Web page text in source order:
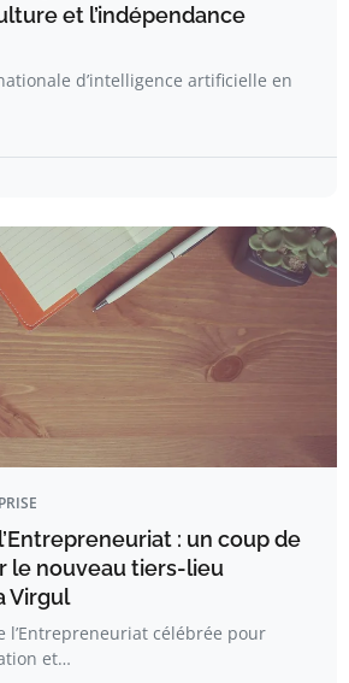
et l’indépendance
d’intelligence artificielle en
: un coup de
le nouveau tiers-lieu
Virgul
l’Entrepreneuriat célébrée pour
et…